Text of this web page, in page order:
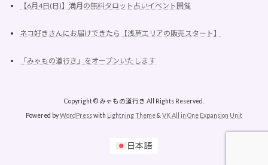
【6月4日(日)】満月の無料タロット占いイベント開催
ネコ好きさんにお届けできたら【浅草エリアの販売スタート】
「みゃもの道行き」をオープンいたします
Copyright © みゃもの道行き All Rights Reserved.
Powered byWordPresswith Lightning Theme& VK All in One Expansion Unit
日本語